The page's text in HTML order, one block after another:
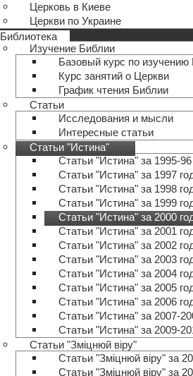
Церковь в Киеве
Церкви по Украине
Библиотека
Изучение Библии
Базовый курс по изучению
Курс занятий о Церкви
График чтения Библии
Статьи
Исследования и мысли
Интересные статьи
Статьи "Истина"
Статьи "Истина" за 1995-
Статьи "Истина" за 1997
Статьи "Истина" за 1998
Статьи "Истина" за 1999
Статьи "Истина" за 2000
Статьи "Истина" за 2001
Статьи "Истина" за 2002
Статьи "Истина" за 2003
Статьи "Истина" за 2004
Статьи "Истина" за 2005
Статьи "Истина" за 2006
Статьи "Истина" за 2007-
Статьи "Истина" за 2009-
Статьи "Зміцнюй віру"
Статьи "Зміцнюй віру" за
Статьи "Зміцнюй віру" за